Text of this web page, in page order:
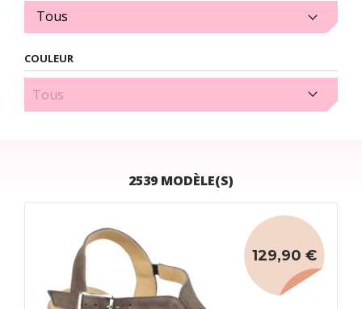
Tous
COULEUR
Argent (61)
2539 MODÈLE(S)
129,90 €